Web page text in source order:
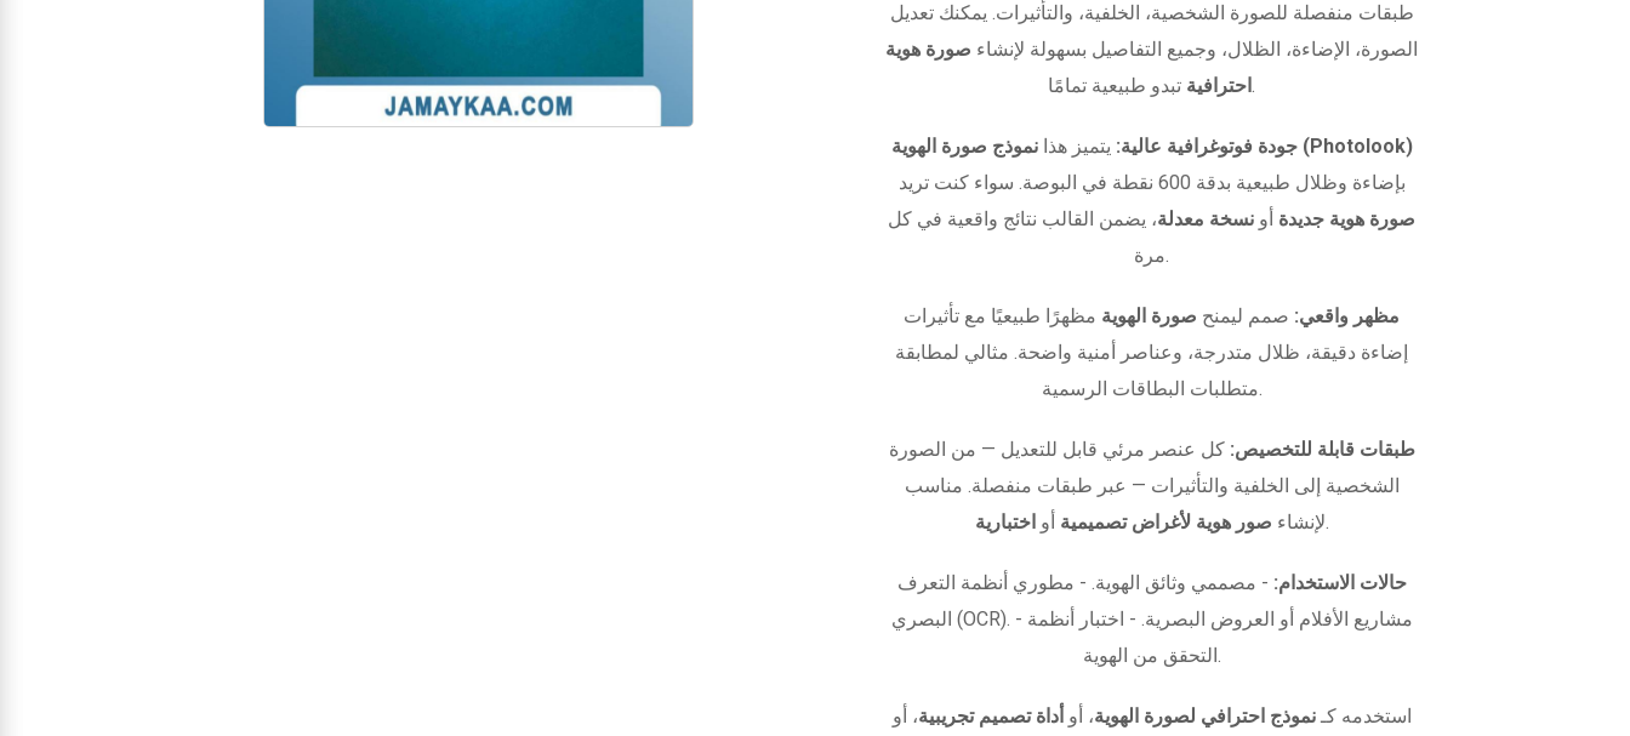
طبقات منفصلة للصورة الشخصية، الخلفية، والتأثيرات. يمكنك تعديل
الصورة، الإضاءة، الظلال، وجميع التفاصيل بسهولة لإنشاء صورة هوية
احترافيةتبدو طبيعية تمامًا.
جودة فوتوغرافية عالية: يتميز هذا
نموذج صورة الهوية (Photolook)
بإضاءة وظلال طبيعية بدقة 600 نقطة في البوصة. سواء كنت تريد
صورة هوية جديدة أو نسخة معدلة، يضمن القالب نتائج واقعية في كل
مرة.
مظهر واقعي: صمم ليمنح صورة الهوية مظهرًا طبيعيًا مع تأثيرات
إضاءة دقيقة، ظلال متدرجة، وعناصر أمنية واضحة. مثالي لمطابقة
متطلبات البطاقات الرسمية.
طبقات قابلة للتخصيص: كل عنصر مرئي قابل للتعديل — من الصورة
الشخصية إلى الخلفية والتأثيرات — عبر طبقات منفصلة. مناسب
لإنشاء صور هوية لأغراض تصميمية أو اختبارية .
حالات الاستخدام: - مصممي وثائق الهوية. - مطوري أنظمة التعرف
البصري (OCR). - مشاريع الأفلام أو العروض البصرية. - اختبار أنظمة
التحقق من الهوية.
استخدمه كـنموذج احترافي لصورة الهوية، أو أداة تصميم تجريبية، أو